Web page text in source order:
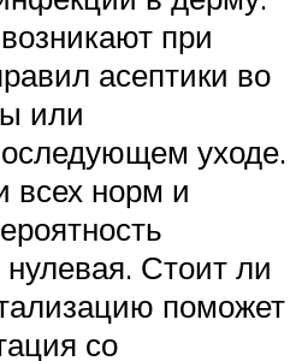
при
асептики во
или
уходе.
всех норм и
Стоит ли
поможет
со